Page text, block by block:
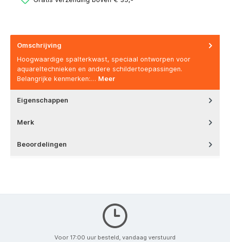
Omschrijving
Hoogwaardige spalterkwast, speciaal ontworpen voor
aquareltechnieken en andere schildertoepassingen.
Belangrijke kenmerken:… Meer
Eigenschappen
Merk
Beoordelingen
Voor 17:00 uur besteld, vandaag verstuurd